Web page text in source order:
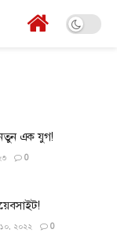
এক যুগ!
0
১০, ২০২২ 0